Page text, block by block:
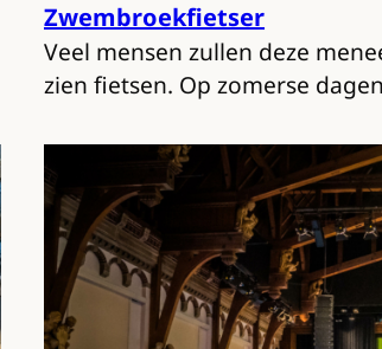
Zwembroekfietser
Veel mensen zullen deze
zien fietsen. Op zomerse